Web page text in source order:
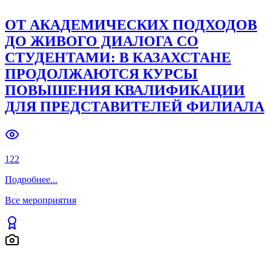
ОТ АКАДЕМИЧЕСКИХ ПОДХОДОВ
ДО ЖИВОГО ДИАЛОГА СО
СТУДЕНТАМИ: В КАЗАХСТАНЕ
ПРОДОЛЖАЮТСЯ КУРСЫ
ПОВЫШЕНИЯ КВАЛИФИКАЦИИ
ДЛЯ ПРЕДСТАВИТЕЛЕЙ ФИЛИАЛА
122
Подробнее...
Все мероприятия